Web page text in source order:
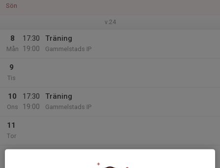
Sön
v.24
8
Mån
17:30
19:00
Träning
Gammelstads IP
9
Tis
10
Ons
17:30
19:00
Träning
Gammelstads IP
11
Tor